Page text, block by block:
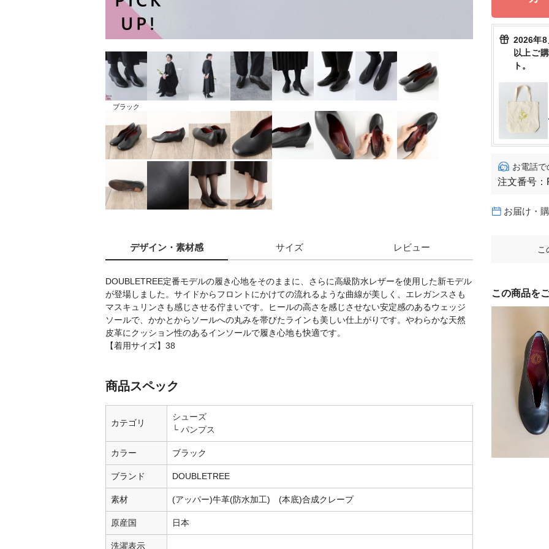
ブラック
2026年
以上ご
ト。
お電話
注文番号：
お届け・
こ
この商品を
デザイン ・素材感 サイズ レビュー
DOUBLETREE定番モデルの履き心地をそのままに、さらに高級防水レザーを使用した新モデル
が登場しました。サイドからフロントにかけての流れるような曲線が美しく、エレガンスさも
マスキュリンさも感じさせる佇まいです。ヒールの高さを感じさせない安定感のあるウェッジ
ソールで、かかとからソールへの丸みを帯びたラインも美しい仕上がりです。やわらかな天然
皮革にクッション性のあるインソールで履き心地も快適です。
【着用サイズ】38
商品スペック
カテゴリ
シューズ
パンプス
カラー ブラック
ブランド DOUBLETREE
素材 (アッパー)牛革(防水加工) (本底)合成クレープ
原産国 日本
洗濯表示